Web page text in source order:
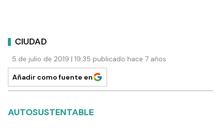
CIUDAD
5 de julio de 2019 | 19:35 publicado hace 7 años
Añadir como fuente en
AUTOSUSTENTABLE